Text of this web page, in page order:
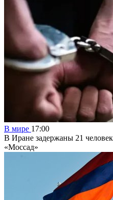
В мире 17:00
В Иране задержаны 21
«Моссад»